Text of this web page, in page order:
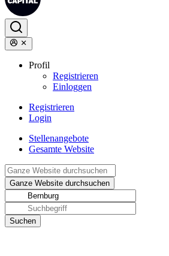
Profil
Registrieren
Einloggen
Registrieren
Login
Stellenangebote
Gesamte Website